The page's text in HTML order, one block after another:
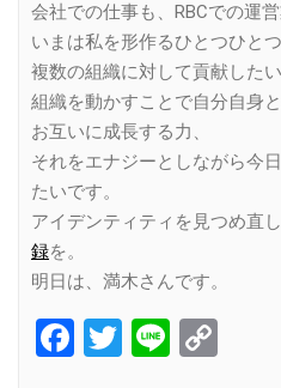
会社での仕事も、RBCでの運営
いまは私を形作るひとつひと
複数の組織に対して貢献したい
組織を動かすことで自分自身
お互いに成長する力、
それをエナジーとしながら今
たいです。
アイデンティティを見つめ直
録を。
明日は、満木さんです。
Facebook
Twitter
Line